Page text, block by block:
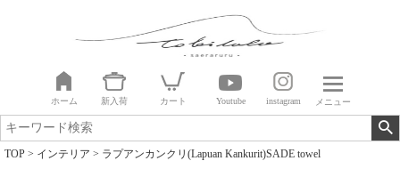
ホーム 新入荷 カート Youtube instagram メニュー
TOP インテリア ラプアンカンクリ(Lapuan Kankurit)SADE towel